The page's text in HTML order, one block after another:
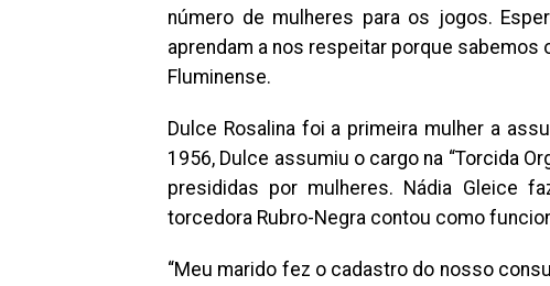
número de mulheres para os jogos.
aprendam a nos respeitar porque sabemos
Fluminense.
Dulce Rosalina foi a primeira mulher a
1956, Dulce assumiu o cargo na “Torcida
presididas por mulheres. Nádia Gleice
torcedora Rubro-Negra contou como
“Meu marido fez o cadastro do nosso